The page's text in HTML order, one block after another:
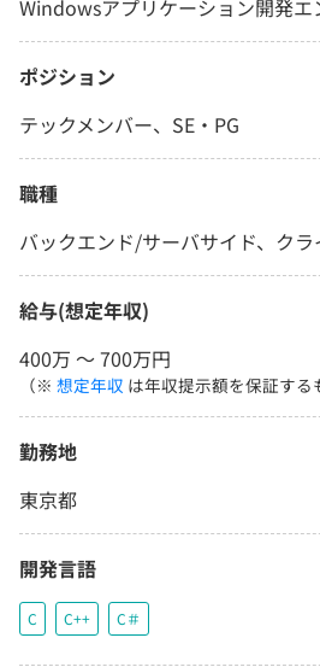
Windowsアプリケーション開発エ
ポジション
テックメンバー、SE・PG
職種
バックエンド/サーバサイド、クラ
給与(想定年収)
400万 〜 700万円
（※ 想定年収 は年収提示額を保証する
勤務地
東京都
開発言語
C C++ C＃